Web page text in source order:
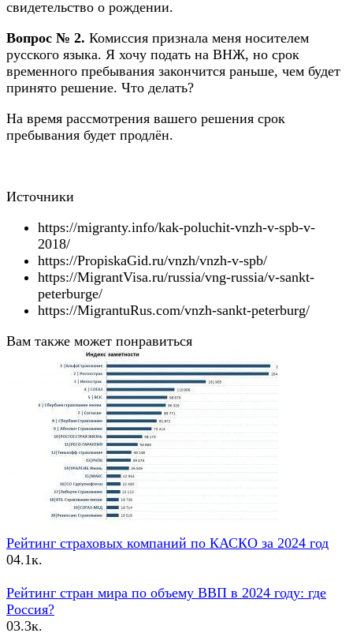
свидетельство о рождении.
Вопрос № 2. Комиссия признала меня носителем
русского языка. Я хочу подать на ВНЖ, но срок
временного пребывания закончится раньше, чем будет
принято решение. Что делать?
На время рассмотрения вашего решения срок
пребывания будет продлён.
Источники
https://migranty.info/kak-poluchit-vnzh-v-spb-v-
2018/
https://PropiskaGid.ru/vnzh/vnzh-v-spb/
https://MigrantVisa.ru/russia/vng-russia/v-sankt-
peterburge/
https://MigrantuRus.com/vnzh-sankt-peterburg/
Вам также может понравиться
Рейтинг страховых компаний по КАСКО за 2024 год
04.1к.
Рейтинг стран мира по объему ВВП в 2024 году: где
Россия?
03.3к.